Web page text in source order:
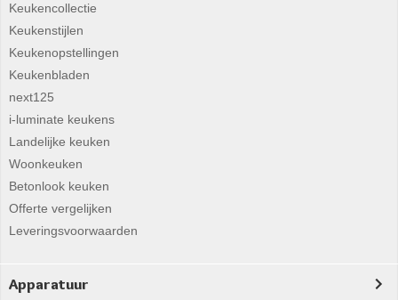
Keukencollectie
Keukenstijlen
Keukenopstellingen
Keukenbladen
next125
i-luminate keukens
Landelijke keuken
Woonkeuken
Betonlook keuken
Offerte vergelijken
Leveringsvoorwaarden
Apparatuur